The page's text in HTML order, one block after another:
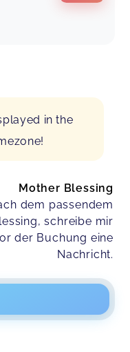
in the
Mother Blessing
dem passendem
schreibe mir
der Buchung eine
Nachricht.